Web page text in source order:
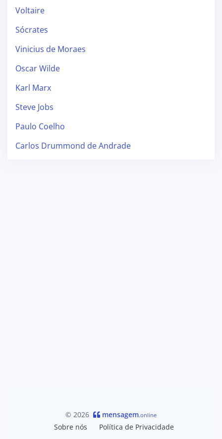
Voltaire
Sócrates
Vinicius de Moraes
Oscar Wilde
Karl Marx
Steve Jobs
Paulo Coelho
Carlos Drummond de Andrade
© 2026 mensagem.online
Sobre nós Política de Privacidade